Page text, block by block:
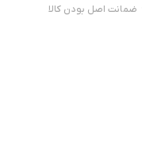
ضمانت اصل بودن کالا